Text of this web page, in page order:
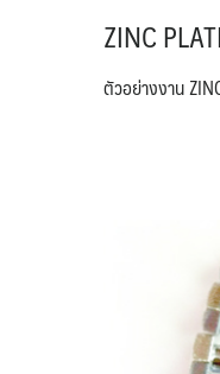
ZINC
ตัวอย่างงาน